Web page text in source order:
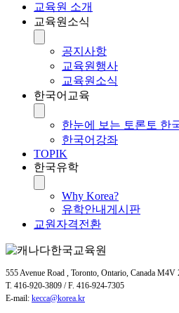
공지사항
2일 전
교육원 소개
교육원소식
공지사항
교육원행사
교육원소식
한국어교육
한눈에 보는 토론토 한
한국어강좌
TOPIK
한국유학
Why Korea?
유학안내게시판
교원자격전환
555 Avenue Road , Toronto, Ontario, Canada M4V
T. 416-920-3809 / F. 416-924-7305
E-mail: kecca@korea.kr